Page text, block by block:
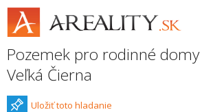
Pozemek pro rodinné
Veľká Čierna
Uložiť toto hladanie